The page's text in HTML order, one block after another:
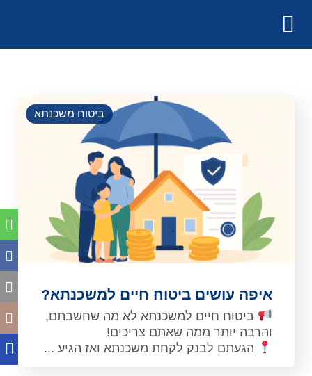
ביטוח משכנתא
איפה עושים ביטוח חיים למשכנתא?
ביטוח חיים למשכנתא לא מה שחשבתם,
והרבה יותר ממה שאתם צריכים!
הגעתם לבנק לקחת משכנתא ואז הגיע ...